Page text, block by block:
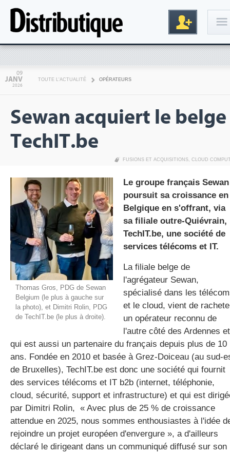
gratuite
09
JANV
2026
TOUTE L'ACTUALITÉ OPÉRATEURS
Sewan acquiert le belge
TechIT.be
FUSIONS ET ACQUISITIONS, CLOUD
Thomas Gros, PDG de Sewan
Belgium (le plus à gauche sur
la photo), et Dimitri Rolin, PDG
de TechIT.be (le plus à droite).
Le groupe français Sewan
poursuit sa croissance en
Belgique en s'offrant, via
sa filiale outre-Quiévrain,
TechIT.be, une société de
services télécoms et IT.
La filiale belge de
l'agrégateur Sewan,
spécialisé dans les
et le cloud, vient de
un opérateur reconnu de
l'autre côté des Ardennes et
qui est aussi un partenaire du français depuis plus de 10
ans. Fondée en 2010 et basée à Grez‑Doiceau (au sud-
de Bruxelles), TechIT.be est donc une société qui fournit
des services télécoms et IT b2b (internet, téléphonie,
cloud, sécurité, support et infrastructure) et qui est
par Dimitri Rolin, « Avec plus de 25 % de croissance
attendue en 2025, nous sommes enthousiastes à l'idée
rejoindre un projet européen d'envergure », a d'ailleurs
déclaré le dirigeant dans un communiqué diffusé sur son